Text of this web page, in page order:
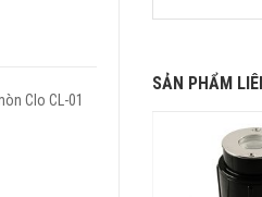
SẢN PHẨM
Clo CL-01